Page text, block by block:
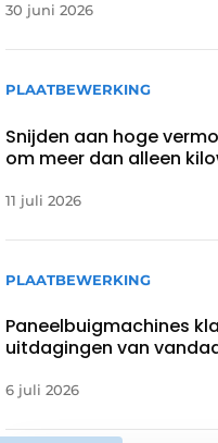
30 juni 2026
PLAATBEWERKING
Snijden aan hoge
om meer dan alleen
11 juli 2026
PLAATBEWERKING
Paneelbuigmachines
uitdagingen van
6 juli 2026